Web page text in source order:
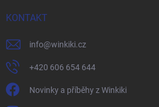
KONTAKT
info@winkiki.cz
+420 606 654 644
Novinky a příběhy z Winkiki